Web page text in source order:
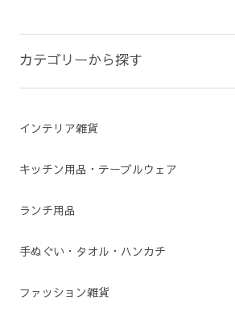
カテゴリーから探す
インテリア雑貨
キッチン用品・テーブルウェア
ランチ用品
手ぬぐい・タオル・ハンカチ
ファッション雑貨